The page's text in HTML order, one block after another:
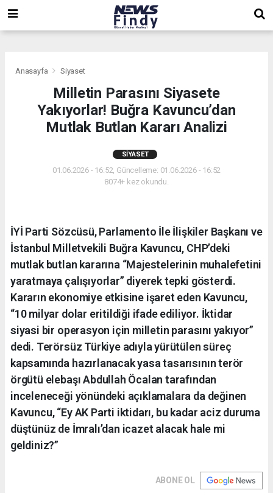
Anasayfa Siyaset
Milletin Parasını Siyasete
Yakıyorlar! Buğra Kavuncu’dan
Mutlak Butlan Kararı Analizi
SIYASET
01.06.2026 - 16:52, Güncelleme: 01.06.2026 - 16:52
8074+ kez okundu.
İYİ Parti Sözcüsü, Parlamento İle İlişkiler Başkanı ve
İstanbul Milletvekili Buğra Kavuncu, CHP’deki
mutlak butlan kararına “Majestelerinin muhalefetini
yaratmaya çalışıyorlar” diyerek tepki gösterdi.
Kararın ekonomiye etkisine işaret eden Kavuncu,
“10 milyar dolar eritildiği ifade ediliyor. İktidar
siyasi bir operasyon için milletin parasını yakıyor”
dedi. Terörsüz Türkiye adıyla yürütülen süreç
kapsamında hazırlanacak yasa tasarısının terör
örgütü elebaşı Abdullah Öcalan tarafından
inceleneceği yönündeki açıklamalara da değinen
Kavuncu, “Ey AK Parti iktidarı, bu kadar aciz duruma
düştünüz de İmralı’dan icazet alacak hale mi
geldiniz?”
ABONE OL